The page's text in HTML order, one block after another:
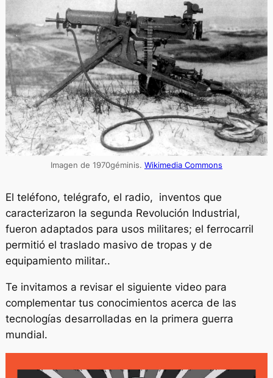
Imagen de 1970géminis. Wikimedia Commons
El teléfono, telégrafo, el radio, inventos que
caracterizaron la segunda Revolución Industrial,
fueron adaptados para usos militares; el ferrocarril
permitió el traslado masivo de tropas y de
equipamiento militar..
Te invitamos a revisar el siguiente video para
complementar tus conocimientos acerca de las
tecnologías desarrolladas en la primera guerra
mundial.